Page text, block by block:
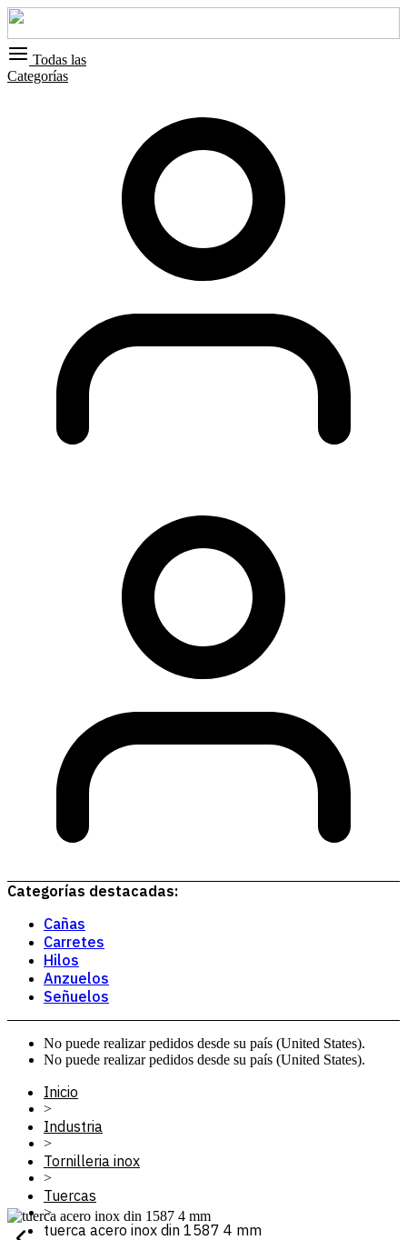
Todas las
Categorías
Categorías destacadas:
Cañas
Carretes
Hilos
Anzuelos
Señuelos
No puede realizar pedidos desde su país (United States).
No puede realizar pedidos desde su país (United States).
Inicio
>
Industria
>
Tornilleria inox
>
Tuercas
>
tuerca acero inox din 1587 4 mm